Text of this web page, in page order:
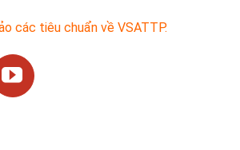
các tiêu chuẩn về VSATTP.